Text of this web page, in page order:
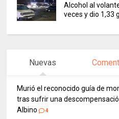
Alcohol al
veces y dio 1,33
Nuevas
Murió el reconocido guía de
tras sufrir una
Albino
4